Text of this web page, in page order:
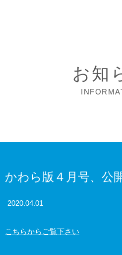
お知
かわら版４月号、公
2020.04.01
こちらからご覧下さい